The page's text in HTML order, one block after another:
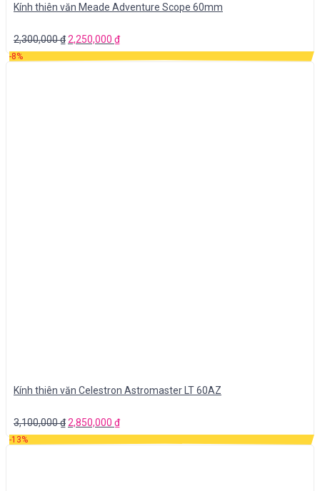
Kính thiên văn Meade Adventure Scope 60mm
2,300,000₫2,250,000 ₫
-8%
Kính thiên văn Celestron Astromaster LT 60AZ
3,100,000₫2,850,000 ₫
-13%